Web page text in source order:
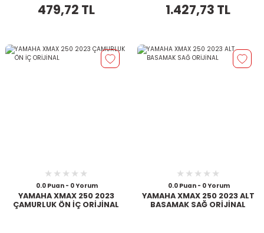
479,72 TL 1.427,73 TL
0.0 Puan - 0 Yorum
YAMAHA XMAX 250 2023
ÇAMURLUK ÖN İÇ ORİJİNAL
0.0 Puan - 0 Yorum
YAMAHA XMAX 250 2023 ALT
BASAMAK SAĞ ORİJİNAL